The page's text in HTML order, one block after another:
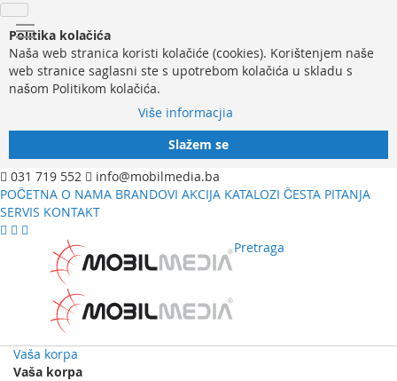
Politika kolačića
Naša web stranica koristi kolačiće (cookies). Korištenjem naše
web stranice saglasni ste s upotrebom kolačića u skladu s
našom Politikom kolačića.
Više informacjia
Slažem se
031 719 552
info@mobilmedia.ba
POČETNA O NAMA BRANDOVI AKCIJA KATALOZI ČESTA PITANJA
SERVIS KONTAKT
Pretraga
Vaša korpa
Vaša korpa